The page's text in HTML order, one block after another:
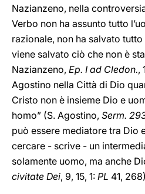
Nazianzeno, nella
Verbo non ha assunto tutto
razionale, non ha salvato tutto
viene salvato ciò che non è
Nazianzeno, Ep. I ad Cledon.,
Agostino nella Città di Dio
Cristo non è insieme Dio e
homo” (S. Agostino, Serm.
può essere mediatore tra Dio
cercare - scrive - un
solamente uomo, ma anche
civitate Dei, 9, 15, 1: PL 41,